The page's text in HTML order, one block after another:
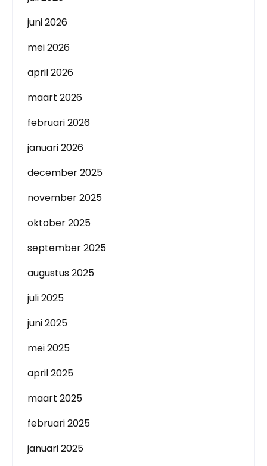
juni 2026
mei 2026
april 2026
maart 2026
februari 2026
januari 2026
december 2025
november 2025
oktober 2025
september 2025
augustus 2025
juli 2025
juni 2025
mei 2025
april 2025
maart 2025
februari 2025
januari 2025